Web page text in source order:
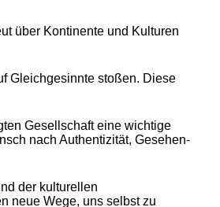
über Kontinente und Kulturen
Gleichgesinnte stoßen. Diese
Gesellschaft eine wichtige
nach Authentizität, Gesehen-
der kulturellen
neue Wege, uns selbst zu